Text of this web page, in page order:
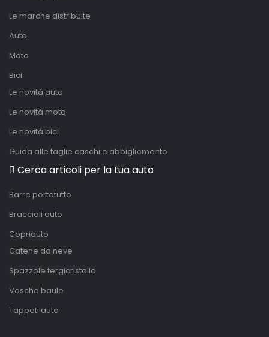
Le marche distribuite
Auto
Moto
Bici
Le novità auto
Le novità moto
Le novità bici
Guida alle taglie caschi e abbigliamento
Cerca articoli per la tua auto
Barre portatutto
Braccioli auto
Copriauto
Catene da neve
Spazzole tergicristallo
Vasche baule
Tappeti auto